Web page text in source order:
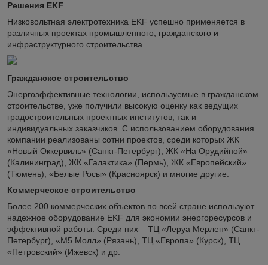
Решения EKF
Низковольтная электротехника EKF успешно применяется в
различных проектах промышленного, гражданского и
инфраструктурного строительства.
Гражданское строительство
Энергоэффективные технологии, используемые в гражданском
строительстве, уже получили высокую оценку как ведущих
градостроительных проектных институтов, так и
индивидуальных заказчиков. С использованием оборудования
компании реализованы сотни проектов, среди которых ЖК
«Новый Оккервиль» (Санкт-Петербург), ЖК «На Орудийной»
(Калининград), ЖК «Галактика» (Пермь), ЖК «Европейский»
(Тюмень), «Белые Росы» (Красноярск) и многие другие.
Коммерческое строительство
Более 200 коммерческих объектов по всей стране используют
надежное оборудование EKF для экономии энергоресурсов и
эффективной работы. Среди них – ТЦ «Леруа Мерлен» (Санкт-
Петербург), «М5 Молл» (Рязань), ТЦ «Европа» (Курск), ТЦ
«Петровский» (Ижевск) и др.